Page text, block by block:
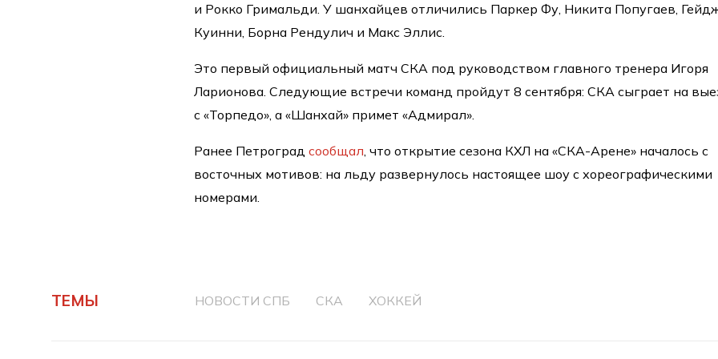
и Рокко Гримальди. У шанхайцев отличились Паркер Фу, Никита Попугаев,
Куинни, Борна Рендулич и Макс Эллис.
Это первый официальный матч СКА под руководством главного тренера Игоря
Ларионова. Следующие встречи команд пройдут 8 сентября: СКА сыграет на
с «Торпедо», а «Шанхай» примет «Адмирал».
Ранее Петроградсообщал , что открытие сезона КХЛ на «СКА-Арене» началось с
восточных мотивов: на льду развернулось настоящее шоу с хореографическими
номерами.
ТЕМЫ НОВОСТИ СПБ СКА ХОККЕЙ